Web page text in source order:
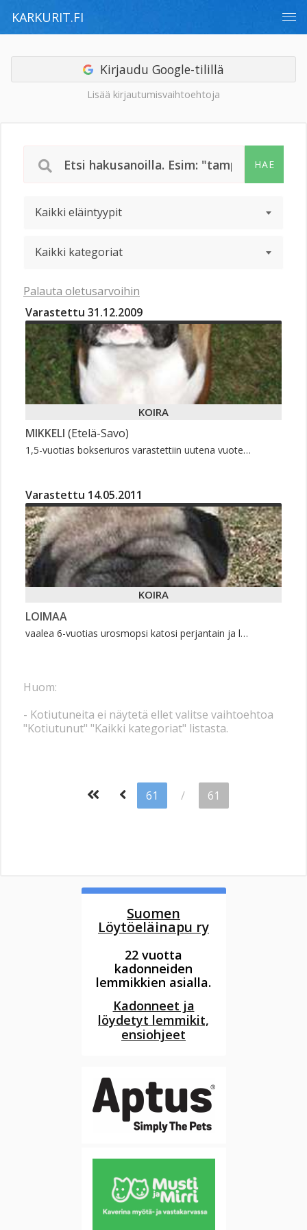
KARKURIT.FI
Kirjaudu Google-tilillä
Lisää kirjautumisvaihtoehtoja
HAE
Kaikki eläintyypit
Kaikki kategoriat
Palauta oletusarvoihin
Varastettu 31.12.2009
KOIRA
MIKKELI(Etelä-Savo)
1,5-vuotias bokseriuros varastettiin uutena vuote…
Varastettu 14.05.2011
KOIRA
LOIMAA
vaalea 6-vuotias urosmopsi katosi perjantain ja l…
Huom:
- Kotiutuneita ei näytetä ellet valitse vaihtoehtoa
"Kotiutunut" "Kaikki kategoriat" listasta.
61 / 61
Suomen
Löytöeläinapu ry
22 vuotta
kadonneiden
lemmikkien asialla.
Kadonneet ja
löydetyt lemmikit,
ensiohjeet